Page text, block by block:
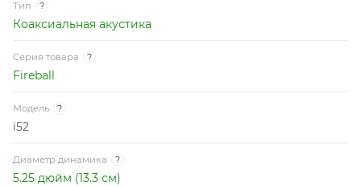
Тип ?
Коаксиальная акустика
Серия товара ?
Fireball
Модель ?
i52
Диаметр динамика ?
5.25 дюйм (13.3 см)